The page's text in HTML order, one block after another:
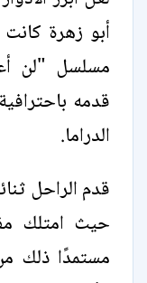
أبو زهرة
مسلسل "لن
قدمه
الدراما.
قدم الراحل
حيث امتلك
مستمدًا ذلك